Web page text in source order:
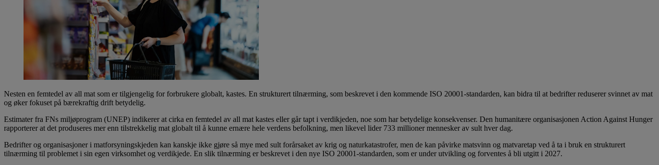
Nesten en femtedel av all mat som er tilgjengelig for forbrukere globalt, kastes. En strukturert tilnærming, som beskrevet i den kommende ISO 20001-standarden, kan bidra til at bedrifter reduserer svinnet av mat
og øker fokuset på bærekraftig drift betydelig.
Estimater fra FNs miljøprogram (UNEP) indikerer at cirka en femtedel av all mat kastes eller går tapt i verdikjeden, noe som har betydelige konsekvenser. Den humanitære organisasjonen Action Against Hunger
rapporterer at det produseres mer enn tilstrekkelig mat globalt til å kunne ernære hele verdens befolkning, men likevel lider 733 millioner mennesker av sult hver dag.
Bedrifter og organisasjoner i matforsyningskjeden kan kanskje ikke gjøre så mye med sult forårsaket av krig og naturkatastrofer, men de kan påvirke matsvinn og matvaretap ved å ta i bruk en strukturert
tilnærming til problemet i sin egen virksomhet og verdikjede. En slik tilnærming er beskrevet i den nye ISO 20001-standarden, som er under utvikling og forventes å bli utgitt i 2027.